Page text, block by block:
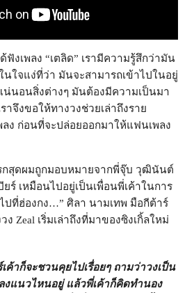
ฟังเพลง “เตลิด” เรามีความรู้สึกว่ามัน
นใจแง่ที่ว่า มันจะสามารถเข้าไปในอยู่
น่นอนสิ่งต่างๆ มันต้องมีความเป็นมา
าจึงขอให้ทางวงช่วยเล่าถึงราย
ลง ก่อนที่จะปล่อยออกมาให้แฟนเพลง
กสุดผมถูกมอบหมายจากพี่จุ๊บ วุฒินันต์
ร์ เหมือนไปอยู่เป็นเพื่อนพี่เค้าในการ
ปที่ฮ่องกง…” ศิลา นามเทพ มือกีต้าร์
Zeal เริ่มเล่าถึงที่มาของซิงเกิ้ลใหม่
ค้าก็จะชวนคุยไปเรื่อยๆ ถามว่าวงเป็น
งแนวไหนอยู่ แล้วพี่เค้าก็คิดทำนอง